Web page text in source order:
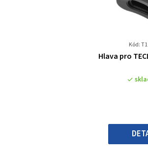
Kód:
Hlava pro